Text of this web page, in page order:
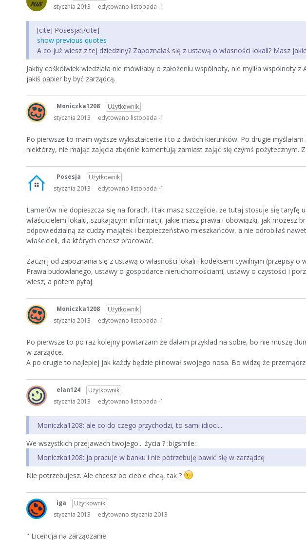
stycznia 2013
edytowano listopada -1
[cite] Posesja:[/cite]
show previous quotes
A co już wiesz z tej dziedziny? Zapoznałaś się z ustawą o własności lokali? Masz
Jakby cośkolwiek wiedziała nie mówiłaby o założeniu wspólnoty, nie myliła wspólnoty
jakiś papier by być zarządcą.
Moniczka1208
Użytkownik
stycznia 2013
edytowano listopada -1
Po pierwsze to mam wyższe wykształcenie i to z dwóch kierunków. Po drugie
niektórzy, nie mając zajęcia zbędnie komentują zamiast zająć się czymś pożytecznym.
Posesja
Użytkownik
stycznia 2013
edytowano listopada -1
Lamerów nie dopieszcza się na forach. I tak masz szczęście, że tutaj stosuje się taryfę
właścicielem lokalu, szukającym informacji, jakie masz prawa i obowiązki, jak możesz
odpowiedzialną za cudzy majątek i bezpieczeństwo mieszkańców, a nie odrobiłaś
właścicieli, dla których chcesz pracować.
Zacznij od zapoznania się z ustawą o własności lokali i kodeksem cywilnym (przepisy o
Prawa budowlanego, ustawy o gospodarce nieruchomościami, ustawy o czystości i
wiesz, a potem pytaj.
Moniczka1208
Użytkownik
stycznia 2013
edytowano listopada -1
Po pierwsze to po raz kolejny powtarzam że dałam przykład na sobie, bo nie muszę
w zarządce.
A po drugie to najlepiej jak każdy będzie pilnował swojego nosa. Bo widzę że
elan124
Użytkownik
stycznia 2013
edytowano listopada -1
Moniczka1208: ale co do czego przychodzi, to sami idioci...
We wszystkich przejawach twojego... życia ? :bigsmile:
Moniczka1208: ja pracuje w banku i nie potrzebuję bawić się w zarządcę
Nie potrzebujesz. Ale chcesz bo ciebie chcą, tak ?
iga
Użytkownik
stycznia 2013
edytowano stycznia 2013
" Licencja na zarządzanie